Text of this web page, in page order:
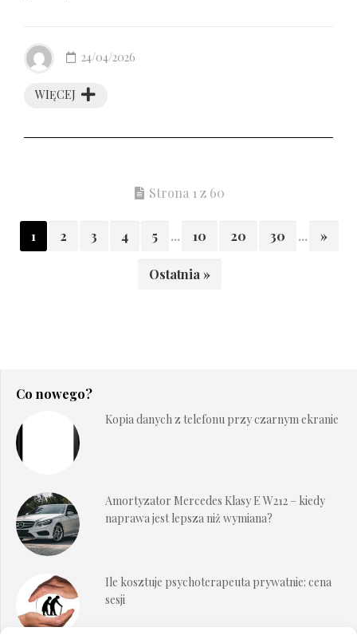
WIĘCEJ
24/04/2026
Strona 1 z 60
1 2 3 4 5 ... 10 20 30 ... »
Ostatnia »
Co nowego?
Kopia danych z telefonu przy czarnym ekranie
Amortyzator Mercedes Klasy E W212 – kiedy
naprawa jest lepsza niż wymiana?
Ile kosztuje psychoterapeuta prywatnie: cena
sesji